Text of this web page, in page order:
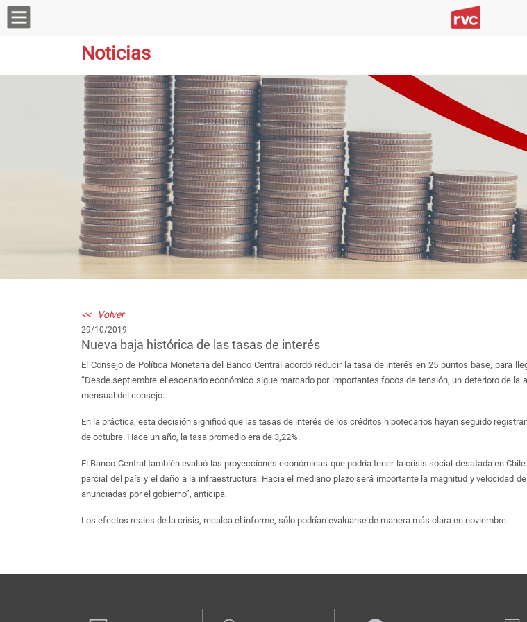
Noticias
<< Volver
29/10/2019
Nueva baja histórica de las tasas de interés
El Consejo de Política Monetaria del Banco Central acordó reducir la tasa de interés en 25 puntos base, para
“Desde septiembre el escenario económico sigue marcado por importantes focos de tensión, un deterioro de
mensual del consejo.
En la práctica, esta decisión significó que las tasas de interés de los créditos hipotecarios hayan seguido
de octubre. Hace un año, la tasa promedio era de 3,22%.
El Banco Central también evaluó las proyecciones económicas que podría tener la crisis social desatada en
parcial del país y el daño a la infraestructura. Hacia el mediano plazo será importante la magnitud y velocidad
anunciadas por el gobierno”, anticipa.
Los efectos reales de la crisis, recalca el informe, sólo podrían evaluarse de manera más clara en noviembre.